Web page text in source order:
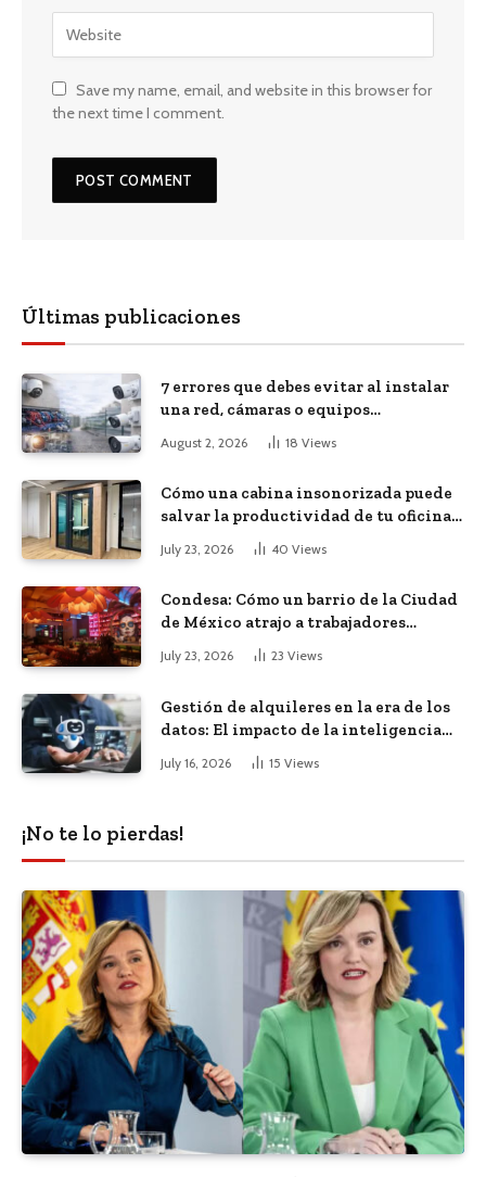
Save my name, email, and website in this browser for
the next time I comment.
Últimas publicaciones
7 errores que debes evitar al instalar
una red, cámaras o equipos
tecnológicos en una empresa
August 2, 2026 18 Views
Cómo una cabina insonorizada puede
salvar la productividad de tu oficina
July 23, 2026 40 Views
Condesa: Cómo un barrio de la Ciudad
de México atrajo a trabajadores
remotos de todo el mundo
July 23, 2026 23 Views
Gestión de alquileres en la era de los
datos: El impacto de la inteligencia
July 16, 2026 15 Views
¡No te lo pierdas!